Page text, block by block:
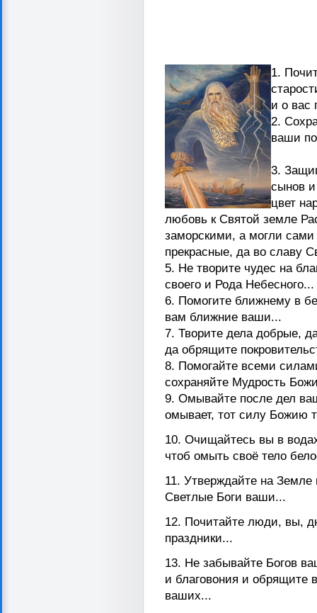
1.
и о вас
2.
ваши
3.
сынов
цвет
любовь к Святой земле
заморскими, а могли сами
прекрасные, да во славу
5. Не творите чудес на
своего и Рода Небесного...
6. Помогите ближнему в
вам ближние ваши...
7. Творите дела добрые,
да обрящите
8. Помогайте всеми
сохраняйте Мудрость
9. Омывайте после дел
омывает, тот силу Божию
10. Очищайтесь вы в
чтоб омыть своё тело
11. Утверждайте на
Светлые Боги ваши...
12. Почитайте люди, вы,
праздники...
13. Не забывайте Богов
и благовония и обрящите
ваших...